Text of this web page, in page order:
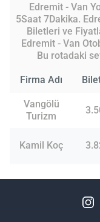
Edremit - Van
5Saat 7Dakika.
Biletleri ve
Edremit - Van
Bu rotadaki
Firma Adı
Vangölü
Turizm
Kamil Koç